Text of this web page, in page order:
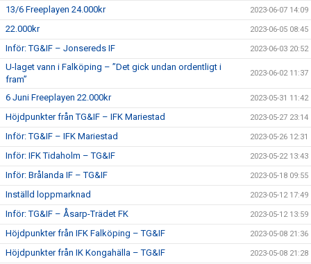
13/6 Freeplayen 24.000kr 2023-06-07 14:09
22.000kr 2023-06-05 08:45
Inför: TG&IF – Jonsereds IF 2023-06-03 20:52
U-laget vann i Falköping – ”Det gick undan ordentligt i
fram”
2023-06-02 11:37
6 Juni Freeplayen 22.000kr 2023-05-31 11:42
Höjdpunkter från TG&IF – IFK Mariestad 2023-05-27 23:14
Inför: TG&IF – IFK Mariestad 2023-05-26 12:31
Inför: IFK Tidaholm – TG&IF 2023-05-22 13:43
Inför: Brålanda IF – TG&IF 2023-05-18 09:55
Inställd loppmarknad 2023-05-12 17:49
Inför: TG&IF – Åsarp-Trädet FK 2023-05-12 13:59
Höjdpunkter från IFK Falköping – TG&IF 2023-05-08 21:36
Höjdpunkter från IK Kongahälla – TG&IF 2023-05-08 21:28